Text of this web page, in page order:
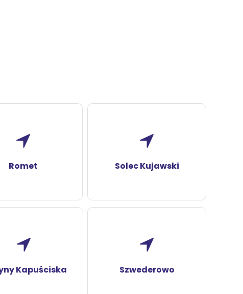
Szwederowo
Kapuściska
Solec Kujawski
Romet